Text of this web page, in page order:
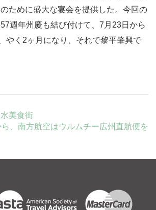
ために盛大な宴会を提供した。今回の
週年州慶も結び付けて、7月23日から
やく2ヶ月になり、それで黎平肇興で
美食街
、南方航空はウルムチー広州直航便を